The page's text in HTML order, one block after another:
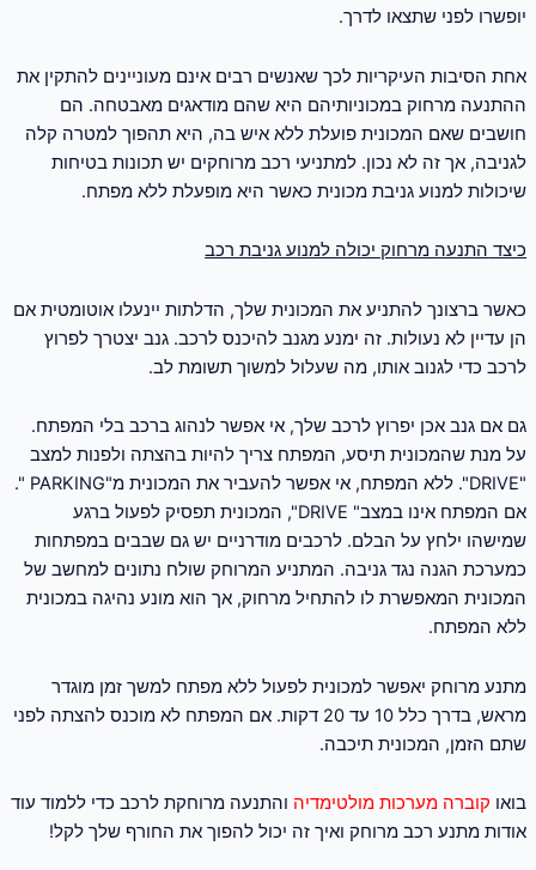
יופשרו לפני שתצאו לדרך.
אחת הסיבות העיקריות לכך שאנשים רבים אינם מעוניינים להתקין את
ההתנעה מרחוק במכוניותיהם היא שהם מודאגים מאבטחה. הם
חושבים שאם המכונית פועלת ללא איש בה, היא תהפוך למטרה קלה
לגניבה, אך זה לא נכון. למתניעי רכב מרוחקים יש תכונות בטיחות
שיכולות למנוע גניבת מכונית כאשר היא מופעלת ללא מפתח.
כיצד התנעה מרחוק יכולה למנוע גניבת רכב
כאשר ברצונך להתניע את המכונית שלך, הדלתות יינעלו אוטומטית אם
הן עדיין לא נעולות. זה ימנע מגנב להיכנס לרכב. גנב יצטרך לפרוץ
לרכב כדי לגנוב אותו, מה שעלול למשוך תשומת לב.
גם אם גנב אכן יפרוץ לרכב שלך, אי אפשר לנהוג ברכב בלי המפתח.
על מנת שהמכונית תיסע, המפתח צריך להיות בהצתה ולפנות למצב
"DRIVE". ללא המפתח, אי אפשר להעביר את המכונית מ"PARKING ".
אם המפתח אינו במצב" DRIVE", המכונית תפסיק לפעול ברגע
שמישהו ילחץ על הבלם. לרכבים מודרניים יש גם שבבים במפתחות
כמערכת הגנה נגד גניבה. המתניע המרוחק שולח נתונים למחשב של
המכונית המאפשרת לו להתחיל מרחוק, אך הוא מונע נהיגה במכונית
ללא המפתח.
מתנע מרוחק יאפשר למכונית לפעול ללא מפתח למשך זמן מוגדר
מראש, בדרך כלל 10 עד 20 דקות. אם המפתח לא מוכנס להצתה לפני
שתם הזמן, המכונית תיכבה.
בואו קוברה מערכות מולטימדיה והתנעה מרוחקת לרכב כדי ללמוד עוד
אודות מתנע רכב מרוחק ואיך זה יכול להפוך את החורף שלך לקל!